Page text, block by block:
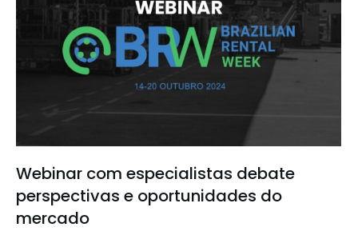
Webinar com especialistas debate
perspectivas e oportunidades do
mercado